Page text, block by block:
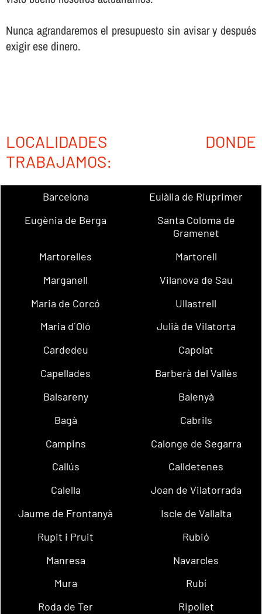
Nunca agrandaremos el presupuesto sin avisar y después
exigir ese dinero.
LOCALIDADES DONDE
TRABAJAMOS:
Barcelona
Eulàlia de Riuprimer
Eugènia de Berga
Santa Coloma de
Gramenet
Martorelles
Martorell
Marganell
Vilanova de Sau
Maria de Corcó
Ullastrell
Maria d´Oló
Julià de Vilatorta
Cardedeu
Capolat
Capellades
Barberà del Vallès
Balsareny
Balenyà
Bagà
Cabrils
Campins
Calonge de Segarra
Callús
Calldetenes
Calella
Joan de Vilatorrada
Jaume de Frontanyà
Iscle de Vallalta
Rupit i Pruit
Rubió
Manresa
Navarcles
Mura
Rubí
Roda de Ter
Ripollet